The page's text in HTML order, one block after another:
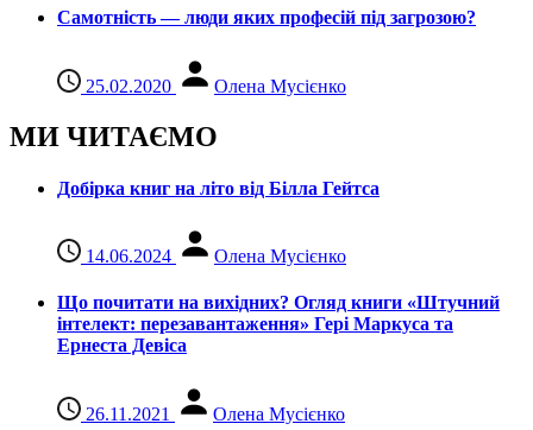
Самотність — люди яких професій під загрозою?
25.02.2020 Олена Мусієнко
МИ ЧИТАЄМО
Добірка книг на літо від Білла Гейтса
14.06.2024 Олена Мусієнко
Що почитати на вихідних? Огляд книги «Штучний
інтелект: перезавантаження» Гері Маркуса та
Ернеста Девіса
26.11.2021 Олена Мусієнко